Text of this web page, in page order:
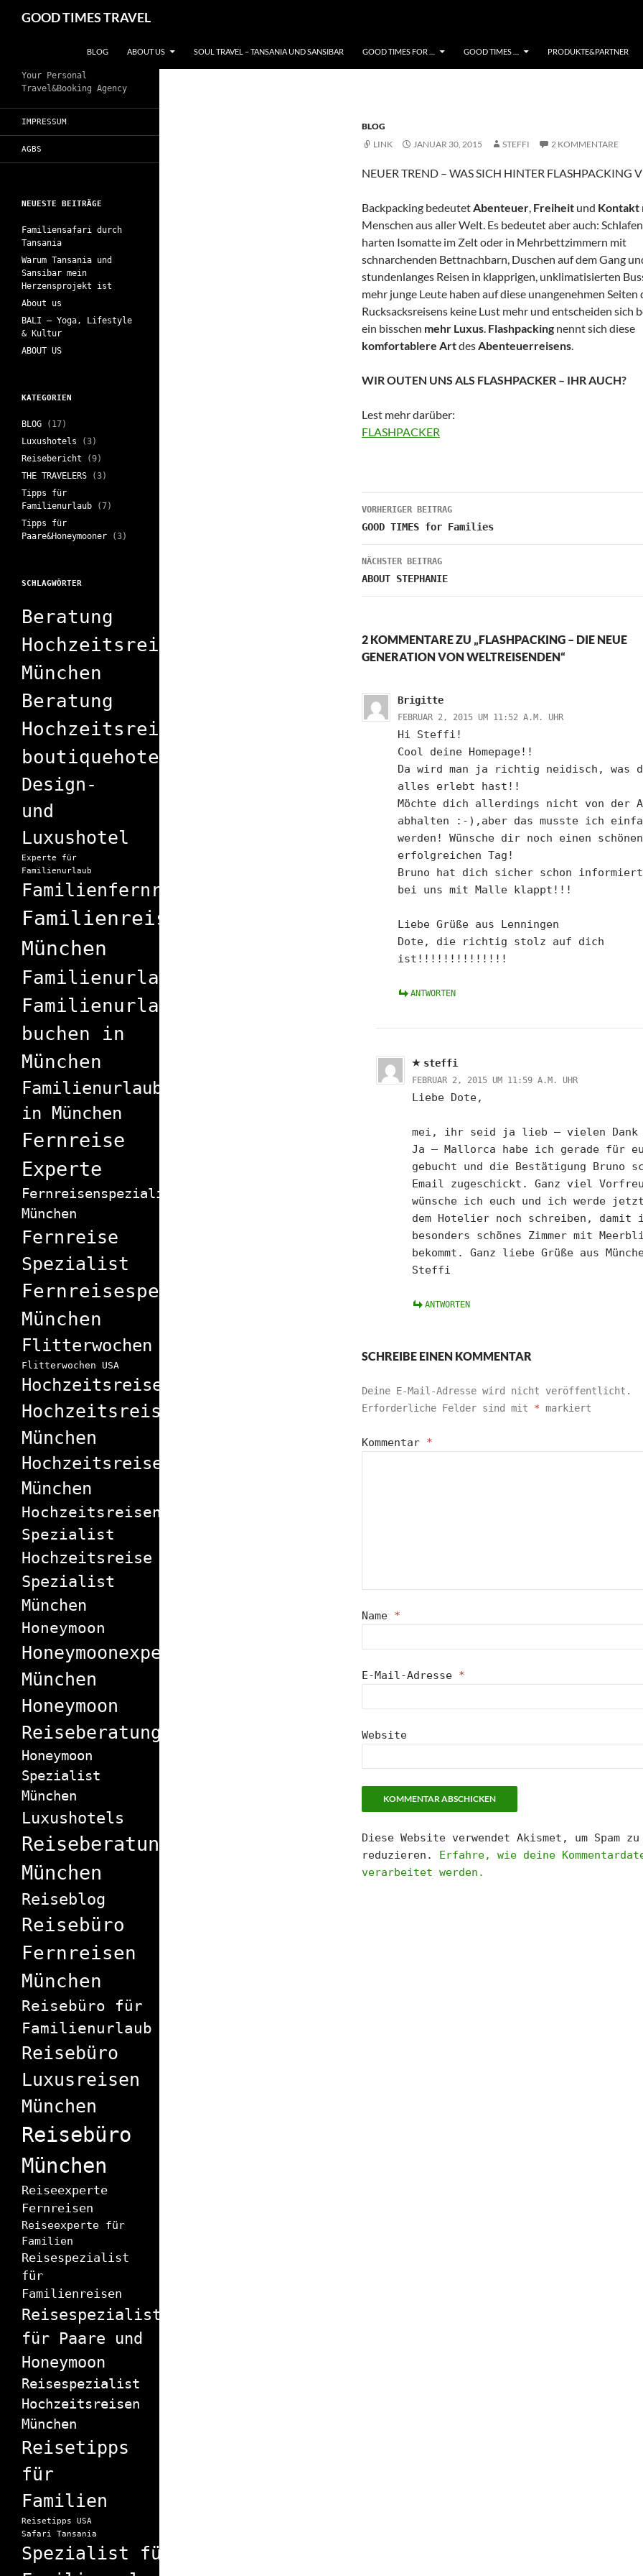
InhaltGOOD TIMES TRAVEL
BLOG ABOUT US SOUL TRAVEL – TANSANIA UND SANSIBAR GOOD TIMES FOR … GOOD TIMES … PRODUKTE&PARTNER
BLOG
LINK
JANUAR 30, 2015 STEFFI 2 KOMMENTARE
NEUER TREND – WAS SICH HINTER FLASHPACKING
Backpacking bedeutetAbenteuer, Freiheit und Kontakt
Menschen aus aller Welt. Es bedeutet aber auch:
harten Isomatte im Zelt oder in Mehrbettzimmern mit
schnarchenden Bettnachbarn, Duschen auf dem Gang
stundenlanges Reisen in klapprigen, unklimatisierten
mehr junge Leute haben auf diese unangenehmen Seiten
Rucksacksreisens keine Lust mehr und entscheiden sich
ein bisschen mehr Luxus. Flashpacking nennt sich diese
komfortablere ArtdesAbenteuerreisens.
WIR OUTEN UNS ALS FLASHPACKER – IHR AUCH?
Lest mehr darüber:
FLASHPACKER
Beitragsnavigation
VORHERIGER BEITRAG
GOOD TIMES for Families
NÄCHSTER BEITRAG
ABOUT STEPHANIE
2 KOMMENTARE ZU „FLASHPACKING – DIE NEUE
GENERATION VON WELTREISENDEN“
Brigitte
FEBRUAR 2, 2015 UM 11:52 A.M. UHR
Hi Steffi!
Cool deine Homepage!!
Da wird man ja richtig neidisch, was
alles erlebt hast!!
Möchte dich allerdings nicht von der
abhalten :-),aber das musste ich
werden! Wünsche dir noch einen
erfolgreichen Tag!
Bruno hat dich sicher schon
bei uns mit Malle klappt!!!
Liebe Grüße aus Lenningen
Dote, die richtig stolz auf dich
ist!!!!!!!!!!!!!!
ANTWORTEN
steffi
FEBRUAR 2, 2015 UM 11:59 A.M. UHR
Liebe Dote,
mei, ihr seid ja lieb – vielen
Ja – Mallorca habe ich gerade für
gebucht und die Bestätigung Bruno
Email zugeschickt. Ganz viel
wünsche ich euch und ich werde
dem Hotelier noch schreiben, damit
besonders schönes Zimmer mit
bekommt. Ganz liebe Grüße aus
Steffi
ANTWORTEN
SCHREIBE EINEN KOMMENTAR
Deine E-Mail-Adresse wird nicht veröffentlicht.
Erforderliche Felder sind mit * markiert
Kommentar *
Name *
E-Mail-Adresse *
Website
Diese Website verwendet Akismet, um Spam zu
reduzieren. Erfahre, wie deine
verarbeitet werden.
Your Personal
Travel&Booking Agency
IMPRESSUM
AGBS
NEUESTE BEITRÄGE
Familiensafari durch
Tansania
Warum Tansania und
Sansibar mein
Herzensprojekt ist
About us
BALI – Yoga, Lifestyle
& Kultur
ABOUT US
KATEGORIEN
BLOG (17)
Luxushotels (3)
Reisebericht (9)
THE TRAVELERS (3)
Tipps für
Familienurlaub (7)
Tipps für
Paare&Honeymooner (3)
SCHLAGWÖRTER
Beratung
Hochzeitsreise
München
Beratung
Hochzeitsreisen
boutiquehotels
Design-
und
Luxushotel
Experte für
Familienurlaub
Familienfernreise
Familienreisebüro
München
Familienurlaub
Familienurlaub
buchen in
München
Familienurlaubexperte
in München
Fernreise
Experte
Fernreisenspezialist
München
Fernreise
Spezialist
Fernreisespezialist
München
Flitterwochen
Flitterwochen USA
Hochzeitsreise
Hochzeitsreisebüro
München
Hochzeitsreiseexperte
München
Hochzeitsreisen
Spezialist
Hochzeitsreise
Spezialist
München
Honeymoon
Honeymoonexperte
München
Honeymoon
Reiseberatung
Honeymoon
Spezialist
München
Luxushotels
Reiseberatung
München
Reiseblog
Reisebüro
Fernreisen
München
Reisebüro für
Familienurlaub
Reisebüro
Luxusreisen
München
Reisebüro
München
Reiseexperte
Fernreisen
Reiseexperte für
Familien
Reisespezialist
für
Familienreisen
Reisespezialist
für Paare und
Honeymoon
Reisespezialist
Hochzeitsreisen
München
Reisetipps
für
Familien
Reisetipps USA
Safari Tansania
Spezialist für